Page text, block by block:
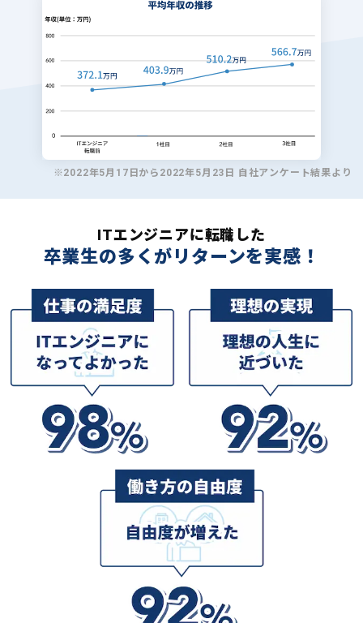
※2022年5月17日から2022年5月23日 自社アンケート結果より
ITエンジニアに転職した
卒業生の多くがリターンを実感！